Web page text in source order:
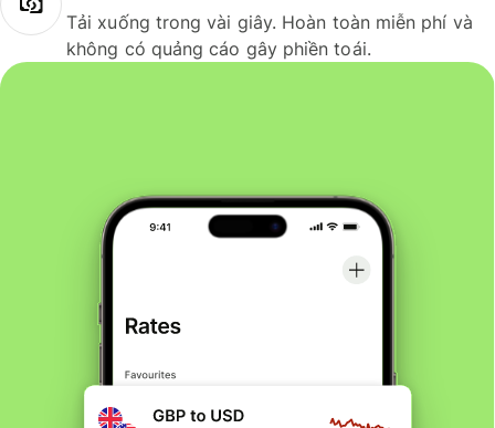
Tải xuống trong vài giây. Hoàn toàn miễn phí và
không có quảng cáo gây phiền toái.